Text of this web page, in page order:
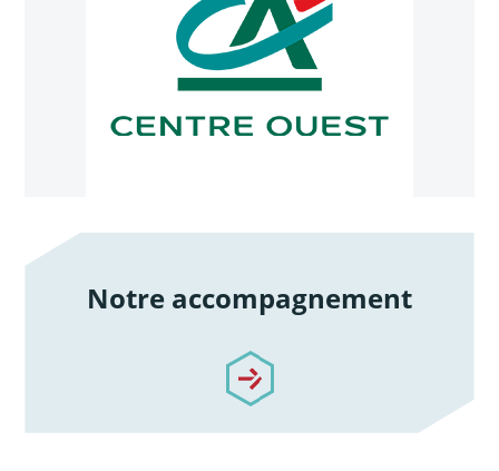
Notre accompagnement
/notre-accompagnement